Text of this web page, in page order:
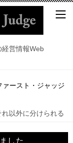
経営情報Web
ースト・ジャッジ
れ以外に分けられる
した